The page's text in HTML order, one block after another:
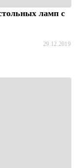
ламп с
29.12.2019